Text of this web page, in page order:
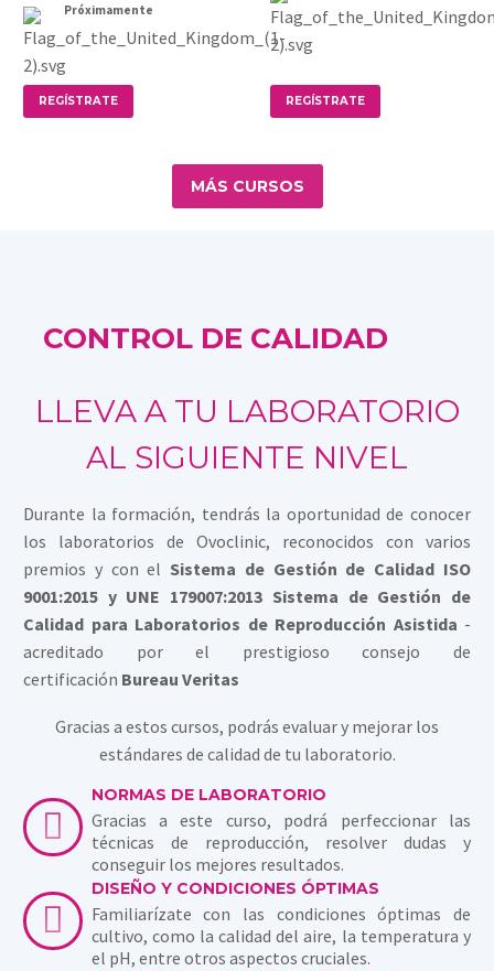
Próximamente
REGÍSTRATE REGÍSTRATE
MÁS CURSOS
CONTROL DE CALIDAD
LLEVA A TU LABORATORIO
AL SIGUIENTE NIVEL
Durante la formación, tendrás la oportunidad de conocer
los laboratorios de Ovoclinic, reconocidos con varios
premios y con elSistema de Gestión de Calidad ISO
9001:2015 y UNE 179007:2013 Sistema de Gestión de
Calidad para Laboratorios de Reproducción Asistida -
acreditado por el prestigioso consejo de
certificación Bureau Veritas
Gracias a estos cursos, podrás evaluar y mejorar los
estándares de calidad de tu laboratorio.

NORMAS DE LABORATORIO
Gracias a este curso, podrá perfeccionar las
técnicas de reproducción, resolver dudas y
conseguir los mejores resultados.

DISEÑO Y CONDICIONES ÓPTIMAS
Familiarízate con las condiciones óptimas de
cultivo, como la calidad del aire, la temperatura y
el pH, entre otros aspectos cruciales.